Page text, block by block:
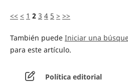
<< < 1 2 3 4 5 > >>
También puede Iniciar una
para este artículo.
Política editorial